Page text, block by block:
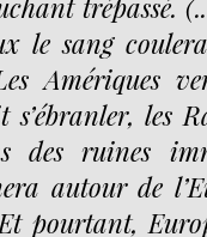
trépassé.
le sang
Amériques
les
des ruines
autour de
pourtant,